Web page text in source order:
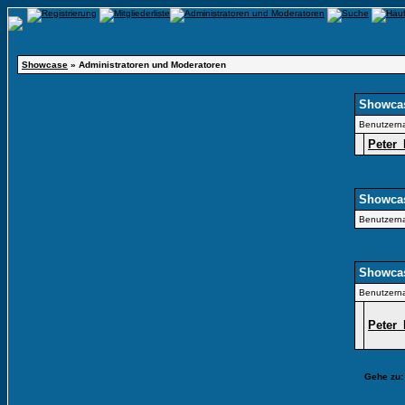
Showcase » Administratoren und Moderatoren
Gehe zu: